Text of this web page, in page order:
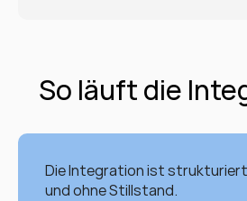
So läuft die
Die Integration ist
und ohne Stillstand.